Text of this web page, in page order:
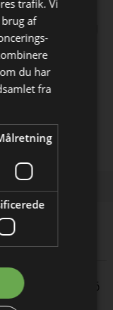
dag
om
- 22. maj på
interesse i lifte og
og fredag kl.
stærkt felt af
mødes –
løftet frem.
online.
21/5 2026
trafik. Vi
af
du har
fra